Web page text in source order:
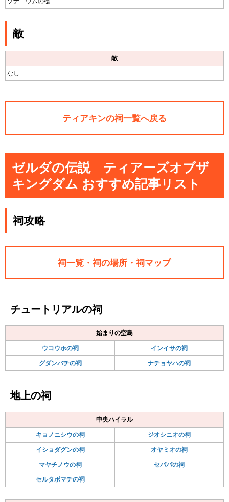
敵
敵
なし
ティアキンの祠一覧へ戻る
ゼルダの伝説 ティアーズオブザ
キングダム おすすめ記事リスト
祠攻略
祠一覧・祠の場所・祠マップ
チュートリアルの祠
始まりの空島
ウコウホの祠
インイサの祠
グダンバチの祠
ナチョヤハの祠
地上の祠
中央ハイラル
キョノニシウの祠
ジオシニオの祠
イショダグンの祠
オヤミオの祠
マヤチノウの祠
セパパの祠
セルタボマチの祠